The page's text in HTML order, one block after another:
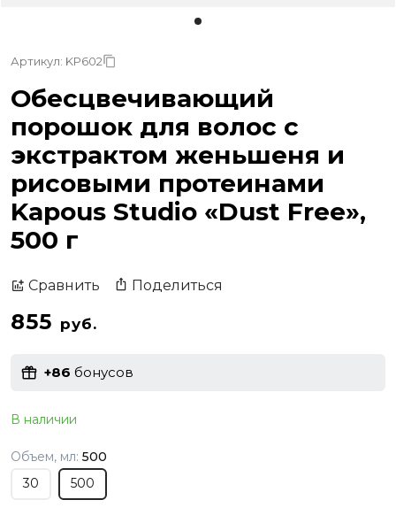
Артикул: KP602
Обесцвечивающий
порошок для волос с
экстрактом женьшеня и
рисовыми протеинами
Kapous Studio «Dust Free»,
500 г
Сравнить Поделиться
855 руб.
+86 бонусов
В наличии
Объем, мл: 500
30
500